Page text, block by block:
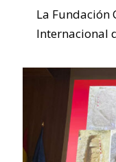
La Fundación
Internacional